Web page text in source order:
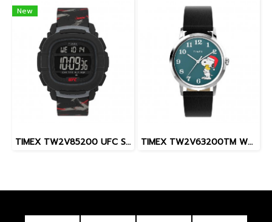
New
TIMEX TW2V85200 UFC Street Shock XL Fight Week นาฬิกาข้อมือผู้ชาย สายซิลิโคน สีดำ หน้าปัด 45 มม. TIMEX TW2V63200TM W22 PEANUTS MARLIN SNOOPY